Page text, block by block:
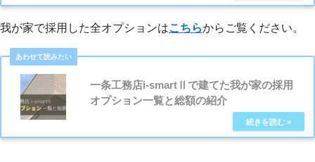
我が家で採用した全オプションはこちらからご覧ください。
一条工務店i-smartⅡで建てた我が家の採用
オプション一覧と総額の紹介